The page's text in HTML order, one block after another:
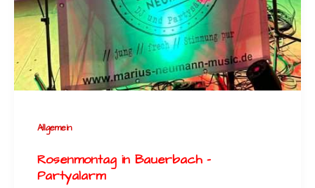
Allgemein
Rosenmontag in Bauerbach –
Partyalarm